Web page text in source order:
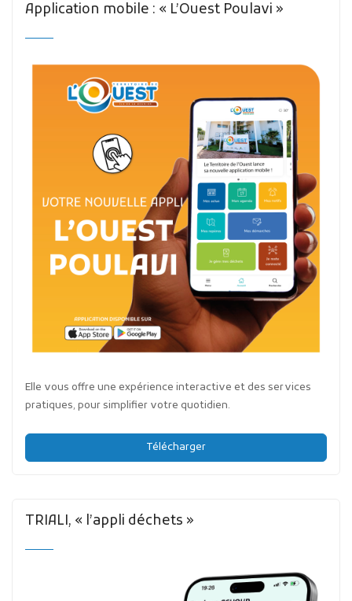
Application mobile : « L’Ouest Poulavi »
Elle vous offre une expérience interactive et des services
pratiques, pour simplifier votre quotidien.
Télécharger
TRIALI, « l’appli déchets »